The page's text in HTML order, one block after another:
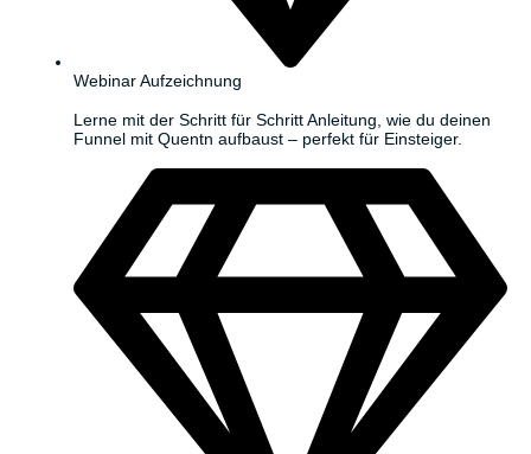
Webinar Aufzeichnung
Lerne mit der Schritt für Schritt Anleitung, wie du deinen
Funnel mit Quentn aufbaust – perfekt für Einsteiger.